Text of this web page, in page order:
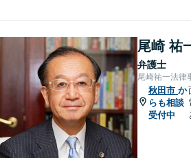
尾崎 祐
弁護士
尾崎祐一法律
秋田市 か
らも相談
受付中